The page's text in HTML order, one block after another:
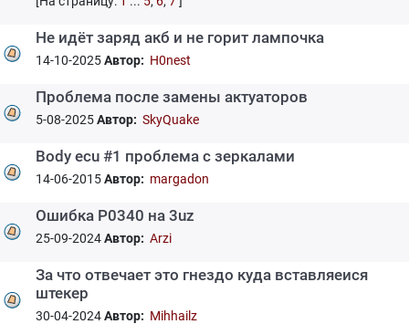
Не идёт заряд акб и не горит лампочка
14-10-2025Автор: H0nest
Проблема после замены актуаторов
5-08-2025Автор: SkyQuake
Body ecu #1 проблема с зеркалами
14-06-2015Автор: margadon
Ошибка Р0340 на 3uz
25-09-2024Автор: Arzi
За что отвечает это гнездо куда вставляеися
штекер
30-04-2024Автор: Mihhailz